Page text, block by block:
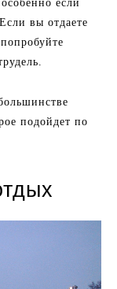
если
вы отдаете
подойдет по